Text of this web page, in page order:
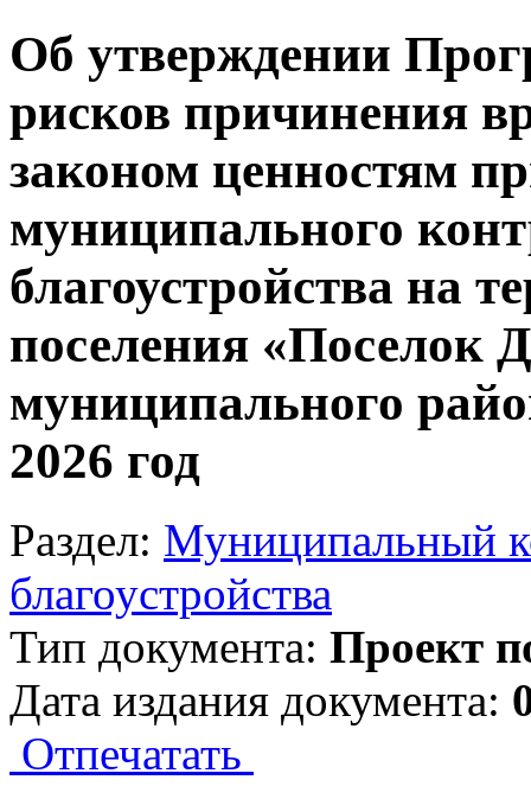
Об утверждении
рисков причинения
законом ценностям
муниципального
благоустройства на
поселения «Поселок
муниципального
2026 год
Раздел: Муниципальный
благоустройства
Тип документа: Проект
Дата издания документа:
Отпечатать